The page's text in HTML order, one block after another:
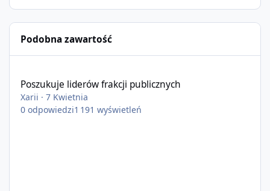
Podobna zawartość
Poszukuje liderów frakcji publicznych
Xarii ·7 Kwietnia
0 odpowiedzi1 191 wyświetleń